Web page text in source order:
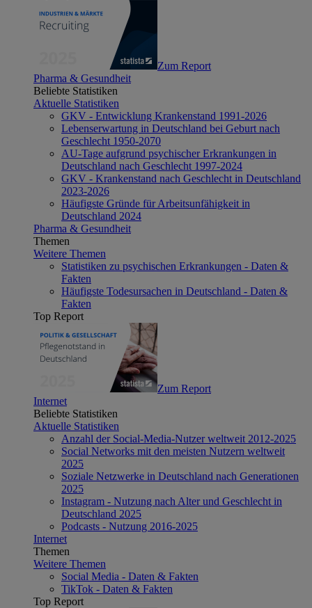
Zum Report
Pharma & Gesundheit
Beliebte Statistiken
Aktuelle Statistiken
GKV - Entwicklung Krankenstand 1991-2026
Lebenserwartung in Deutschland bei Geburt nach
Geschlecht 1950-2070
AU-Tage aufgrund psychischer Erkrankungen in
Deutschland nach Geschlecht 1997-2024
GKV - Krankenstand nach Geschlecht in Deutschland
2023-2026
Häufigste Gründe für Arbeitsunfähigkeit in
Deutschland 2024
Pharma & Gesundheit
Themen
Weitere Themen
Statistiken zu psychischen Erkrankungen - Daten &
Fakten
Häufigste Todesursachen in Deutschland - Daten &
Fakten
Top Report
Zum Report
Internet
Beliebte Statistiken
Aktuelle Statistiken
Anzahl der Social-Media-Nutzer weltweit 2012-2025
Social Networks mit den meisten Nutzern weltweit
2025
Soziale Netzwerke in Deutschland nach Generationen
2025
Instagram - Nutzung nach Alter und Geschlecht in
Deutschland 2025
Podcasts - Nutzung 2016-2025
Internet
Themen
Weitere Themen
Social Media - Daten & Fakten
TikTok - Daten & Fakten
Top Report